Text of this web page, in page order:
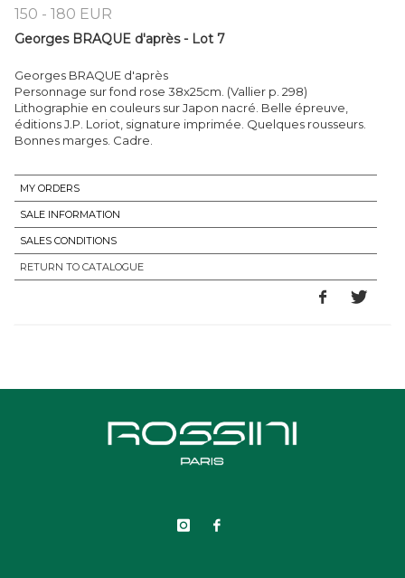
150 - 180 EUR
Georges BRAQUE d'après - Lot 7
Georges BRAQUE d'après
Personnage sur fond rose 38x25cm. (Vallier p. 298)
Lithographie en couleurs sur Japon nacré. Belle épreuve,
éditions J.P. Loriot, signature imprimée. Quelques rousseurs.
Bonnes marges. Cadre.
MY ORDERS
SALE INFORMATION
SALES CONDITIONS
RETURN TO CATALOGUE